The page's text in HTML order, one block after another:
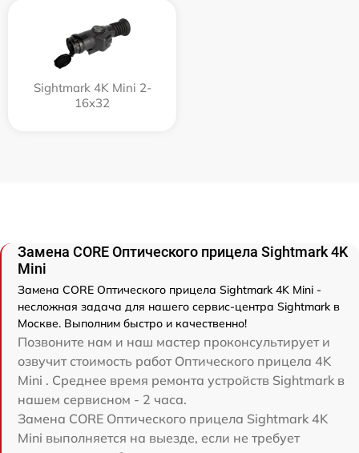
Sightmark 4K Mini 2-
16x32
Замена CORE Оптического прицела Sightmark 4K
Mini
Замена CORE Оптического прицела Sightmark 4K Mini -
несложная задача для нашего сервис-центра Sightmark в
Москве. Выполним быстро и качественно!
Позвоните нам и наш мастер проконсультирует и
озвучит стоимость работ Оптического прицела 4K
Mini . Среднее время ремонта устройств Sightmark в
нашем сервисном - 2 часа.
Замена CORE Оптического прицела Sightmark 4K
Mini выполняется на выезде, если не требует